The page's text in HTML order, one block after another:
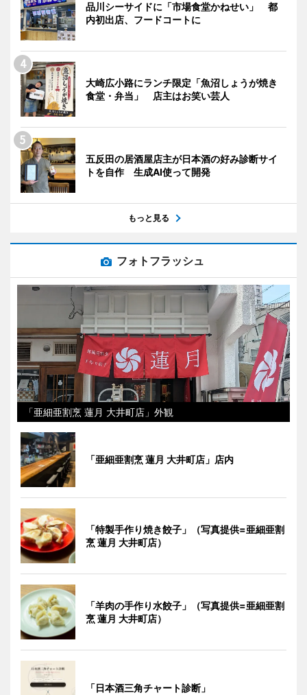
品川シーサイドに「市場食堂かねせい」 都
内初出店、フードコートに
大崎広小路にランチ限定「魚沼しょうが焼き
食堂・弁当」 店主はお笑い芸人
五反田の居酒屋店主が日本酒の好み診断サイ
トを自作 生成AI使って開発
もっと見る
フォトフラッシュ
「亜細亜割烹 蓮月 大井町店」外観
「亜細亜割烹 蓮月 大井町店」店内
「特製手作り焼き餃子」（写真提供=亜細亜割
烹 蓮月 大井町店）
「羊肉の手作り水餃子」（写真提供=亜細亜割
烹 蓮月 大井町店）
「日本酒三角チャート診断」